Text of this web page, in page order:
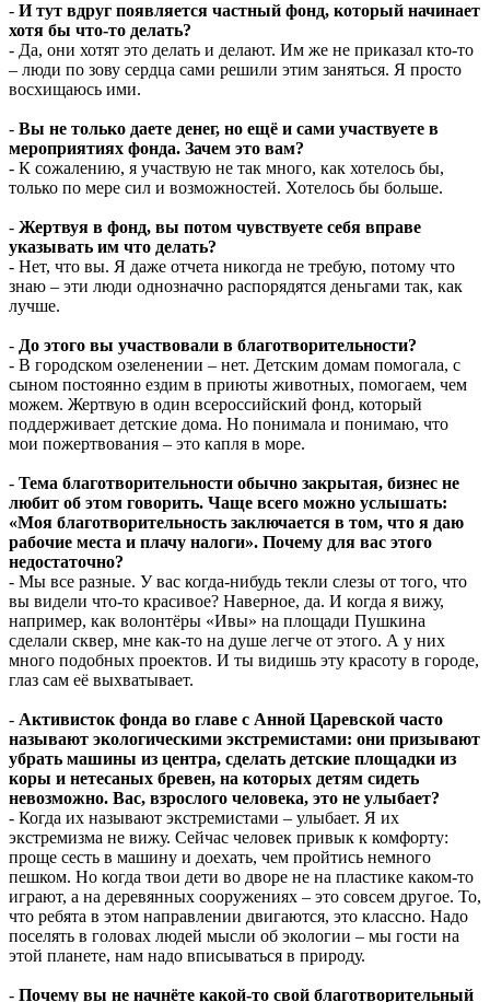
- И тут вдруг появляется частный фонд, который начинает
хотя бы что-то делать?
- Да, они хотят это делать и делают. Им же не приказал кто-то
– люди по зову сердца сами решили этим заняться. Я просто
восхищаюсь ими.
- Вы не только даете денег, но ещё и сами участвуете в
мероприятиях фонда. Зачем это вам?
- К сожалению, я участвую не так много, как хотелось бы,
только по мере сил и возможностей. Хотелось бы больше.
- Жертвуя в фонд, вы потом чувствуете себя вправе
указывать им что делать?
- Нет, что вы. Я даже отчета никогда не требую, потому что
знаю – эти люди однозначно распорядятся деньгами так, как
лучше.
- До этого вы участвовали в благотворительности?
- В городском озеленении – нет. Детским домам помогала, с
сыном постоянно ездим в приюты животных, помогаем, чем
можем. Жертвую в один всероссийский фонд, который
поддерживает детские дома. Но понимала и понимаю, что
мои пожертвования – это капля в море.
- Тема благотворительности обычно закрытая, бизнес не
любит об этом говорить. Чаще всего можно услышать:
«Моя благотворительность заключается в том, что я даю
рабочие места и плачу налоги». Почему для вас этого
недостаточно?
- Мы все разные. У вас когда-нибудь текли слезы от того, что
вы видели что-то красивое? Наверное, да. И когда я вижу,
например, как волонтёры «Ивы» на площади Пушкина
сделали сквер, мне как-то на душе легче от этого. А у них
много подобных проектов. И ты видишь эту красоту в городе,
глаз сам её выхватывает.
- Активисток фонда во главе с Анной Царевской часто
называют экологическими экстремистами: они призывают
убрать машины из центра, сделать детские площадки из
коры и нетесаных бревен, на которых детям сидеть
невозможно. Вас, взрослого человека, это не улыбает?
- Когда их называют экстремистами – улыбает. Я их
экстремизма не вижу. Сейчас человек привык к комфорту:
проще сесть в машину и доехать, чем пройтись немного
пешком. Но когда твои дети во дворе не на пластике каком-то
играют, а на деревянных сооружениях – это совсем другое. То,
что ребята в этом направлении двигаются, это классно. Надо
поселять в головах людей мысли об экологии – мы гости на
этой планете, нам надо вписываться в природу.
- Почему вы не начнёте какой-то свой благотворительный